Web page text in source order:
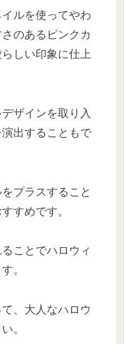
ルを使ってやわ
のあるピンクカ
しい印象に仕上
ザインを取り入
出することもで
プラスすること
すめです。
ことでハロウィ
。
、大人なハロウ
。